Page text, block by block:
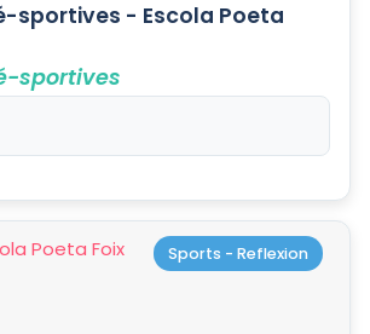
sportives - Escola Poeta
sportives
Sports - Reflexion